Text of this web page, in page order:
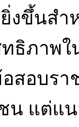
งขึ้นส
ธิภาพ
สอบรา
น แต่แ